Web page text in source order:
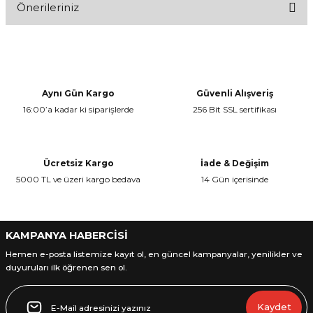
Önerileriniz
Ürün resmi kalitesiz, bozuk veya görüntülenemiyor.
Gönder
Aynı Gün Kargo
16:00’a kadar ki siparişlerde
Güvenli Alışveriş
256 Bit SSL sertifikası
Ücretsiz Kargo
5000 TL ve üzeri kargo bedava
İade & Değişim
14 Gün içerisinde
KAMPANYA HABERCİSİ
Hemen e-posta listemize kayıt ol, en güncel kampanyalar, yenilikler ve
duyuruları ilk öğrenen sen ol.
Kaydet